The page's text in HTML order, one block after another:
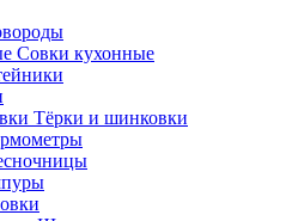
Совки кухонные
Тёрки и шинковки